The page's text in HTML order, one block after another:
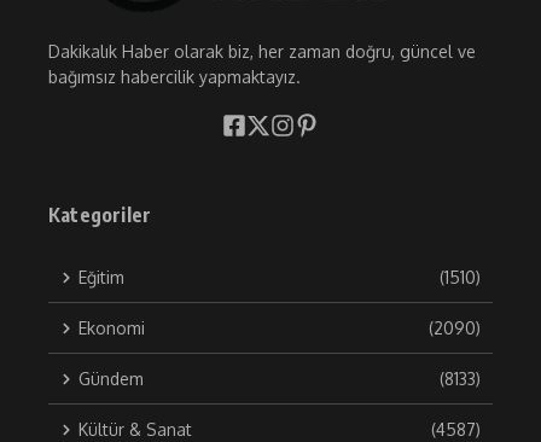
Dakikalık Haber olarak biz, her zaman doğru, güncel ve
bağımsız habercilik yapmaktayız.
Kategoriler
Eğitim (1510)
Ekonomi (2090)
Gündem (8133)
Kültür & Sanat (4587)